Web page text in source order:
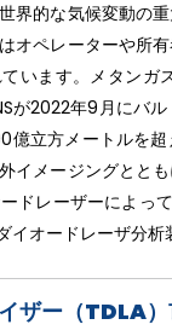
界的な気候変動の
オペレーターや所
います。メタンガ
が2022年9月にバ
立方メートルを
イメージングとと
ドレーザーによ
オードレーザ分析
ザー（TDLA